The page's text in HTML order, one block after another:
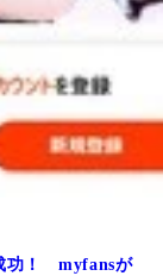
功！ myfansが